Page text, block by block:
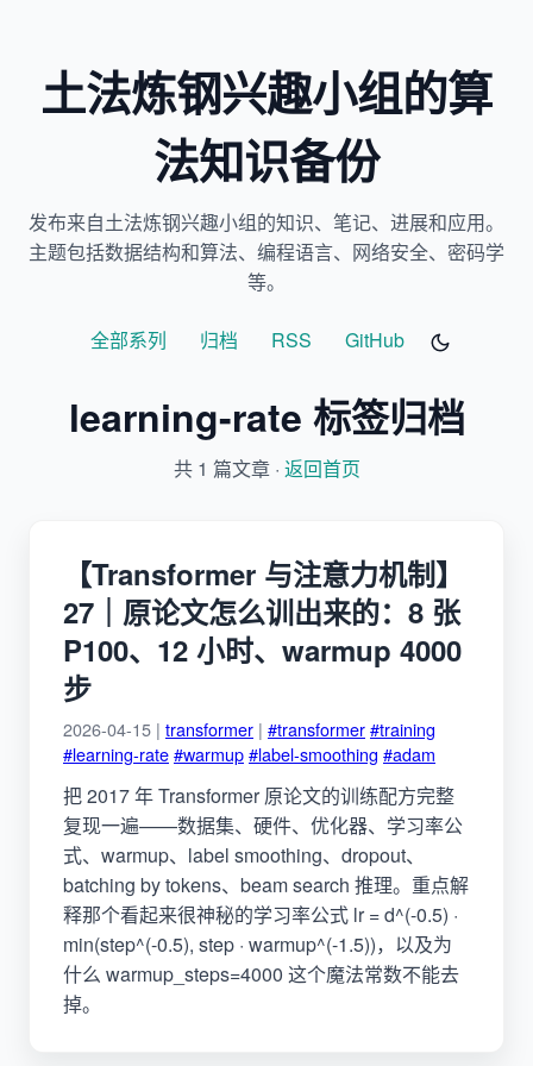
土法炼钢兴趣小组的算
法知识备份
发布来自土法炼钢兴趣小组的知识、笔记、进展和应用。
主题包括数据结构和算法、编程语言、网络安全、密码学
等。
全部系列 归档 RSS GitHub
learning-rate 标签归档
共 1 篇文章 · 返回首页
【Transformer 与注意力机制】
27｜原论文怎么训出来的：8 张
P100、12 小时、warmup 4000
步
2026-04-15 | transformer | #transformer#training
#learning-rate#warmup#label-smoothing #adam
把 2017 年 Transformer 原论文的训练配方完整
复现一遍——数据集、硬件、优化器、学习率公
式、warmup、label smoothing、dropout、
batching by tokens、beam search 推理。重点解
释那个看起来很神秘的学习率公式 lr = d^(-0.5) ·
min(step^(-0.5), step · warmup^(-1.5))，以及为
什么 warmup_steps=4000 这个魔法常数不能去
掉。